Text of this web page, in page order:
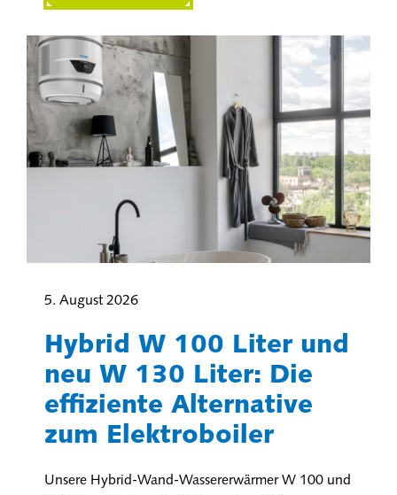
5. August 2026
Hybrid W 100 Liter und
neu W 130 Liter: Die
effiziente Alternative
zum Elektroboiler
Unsere Hybrid-Wand-Wassererwärmer W 100 und